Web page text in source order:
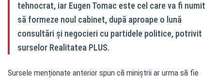
tehnocrat, iar Eugen Tomac este cel care va fi numit
să formeze noul cabinet, după aproape o lună
consultări și negocieri cu partidele politice, potrivit
surselor Realitatea PLUS.
Sursele menționate anterior spun că miniștrii ar urma să fie